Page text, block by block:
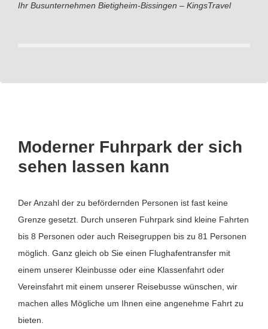
Ihr Busunternehmen Bietigheim-Bissingen – KingsTravel
Moderner Fuhrpark der sich
sehen lassen kann
Der Anzahl der zu befördernden Personen ist fast keine
Grenze gesetzt. Durch unseren Fuhrpark sind kleine Fahrten
bis 8 Personen oder auch Reisegruppen bis zu 81 Personen
möglich. Ganz gleich ob Sie einen Flughafentransfer mit
einem unserer Kleinbusse oder eine Klassenfahrt oder
Vereinsfahrt mit einem unserer Reisebusse wünschen, wir
machen alles Mögliche um Ihnen eine angenehme Fahrt zu
bieten.